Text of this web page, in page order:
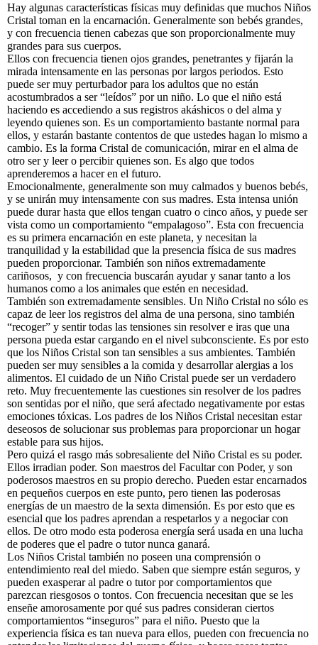
Hay algunas características físicas muy definidas que muchos Niños
Cristal toman en la encarnación. Generalmente son bebés grandes,
y con frecuencia tienen cabezas que son proporcionalmente muy
grandes para sus cuerpos.
Ellos con frecuencia tienen ojos grandes, penetrantes y fijarán la
mirada intensamente en las personas por largos periodos. Esto
puede ser muy perturbador para los adultos que no están
acostumbrados a ser “leídos” por un niño. Lo que el niño está
haciendo es accediendo a sus registros akáshicos o del alma y
leyendo quienes son. Es un comportamiento bastante normal para
ellos, y estarán bastante contentos de que ustedes hagan lo mismo a
cambio. Es la forma Cristal de comunicación, mirar en el alma de
otro ser y leer o percibir quienes son. Es algo que todos
aprenderemos a hacer en el futuro.
Emocionalmente, generalmente son muy calmados y buenos bebés,
y se unirán muy intensamente con sus madres. Esta intensa unión
puede durar hasta que ellos tengan cuatro o cinco años, y puede ser
vista como un comportamiento “empalagoso”. Esta con frecuencia
es su primera encarnación en este planeta, y necesitan la
tranquilidad y la estabilidad que la presencia física de sus madres
pueden proporcionar. También son niños extremadamente
cariñosos, y con frecuencia buscarán ayudar y sanar tanto a los
humanos como a los animales que estén en necesidad.
También son extremadamente sensibles. Un Niño Cristal no sólo es
capaz de leer los registros del alma de una persona, sino también
“recoger” y sentir todas las tensiones sin resolver e iras que una
persona pueda estar cargando en el nivel subconsciente. Es por esto
que los Niños Cristal son tan sensibles a sus ambientes. También
pueden ser muy sensibles a la comida y desarrollar alergias a los
alimentos. El cuidado de un Niño Cristal puede ser un verdadero
reto. Muy frecuentemente las cuestiones sin resolver de los padres
son sentidas por el niño, que será afectado negativamente por estas
emociones tóxicas. Los padres de los Niños Cristal necesitan estar
deseosos de solucionar sus problemas para proporcionar un hogar
estable para sus hijos.
Pero quizá el rasgo más sobresaliente del Niño Cristal es su poder.
Ellos irradian poder. Son maestros del Facultar con Poder, y son
poderosos maestros en su propio derecho. Pueden estar encarnados
en pequeños cuerpos en este punto, pero tienen las poderosas
energías de un maestro de la sexta dimensión. Es por esto que es
esencial que los padres aprendan a respetarlos y a negociar con
ellos. De otro modo esta poderosa energía será usada en una lucha
de poderes que el padre o tutor nunca ganará.
Los Niños Cristal también no poseen una comprensión o
entendimiento real del miedo. Saben que siempre están seguros, y
pueden exasperar al padre o tutor por comportamientos que
parezcan riesgosos o tontos. Con frecuencia necesitan que se les
enseñe amorosamente por qué sus padres consideran ciertos
comportamientos “inseguros” para el niño. Puesto que la
experiencia física es tan nueva para ellos, pueden con frecuencia no